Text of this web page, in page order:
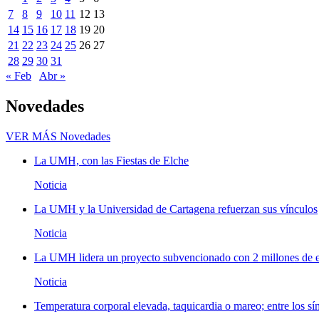
7
8 9 10 11 12 13
14 15 16 17 18 19 20
21 22 23 24 25 26 27
28 29 30 31
« Feb
Abr »
Novedades
VER MÁS Novedades
La UMH, con las Fiestas de Elche
Noticia
La UMH y la Universidad de Cartagena refuerzan sus vínculos
Noticia
La UMH lidera un proyecto subvencionado con 2 millones de
Noticia
Temperatura corporal elevada, taquicardia o mareo; entre los